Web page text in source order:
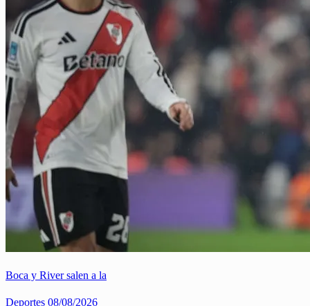
Boca y River salen a la
Deportes 08/08/2026